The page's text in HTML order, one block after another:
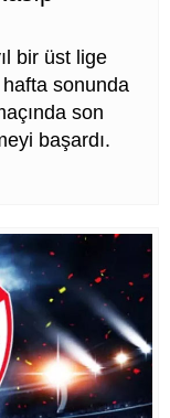
bir üst lige
hafta sonunda
son
başardı.